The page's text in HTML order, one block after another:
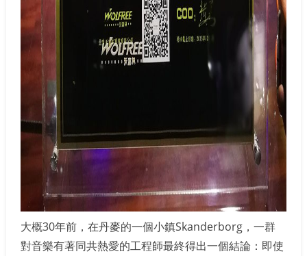
大概30年前，在丹麥的一個小鎮Skanderborg，一群
對音樂有著同共熱愛的工程師最終得出一個結論：即使